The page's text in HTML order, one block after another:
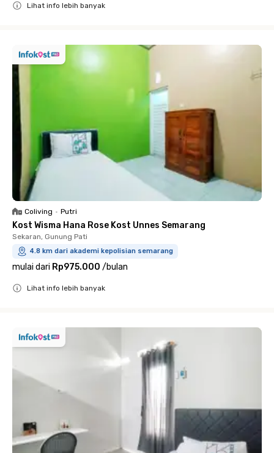
Lihat info lebih banyak
Coliving • Putri
Kost Wisma Hana Rose Kost Unnes Semarang
Sekaran, Gunung Pati
4.8 km dari akademi kepolisian semarang
mulai dari Rp975.000 /bulan
Lihat info lebih banyak